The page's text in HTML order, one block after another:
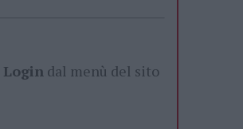
Login dal menù del sito